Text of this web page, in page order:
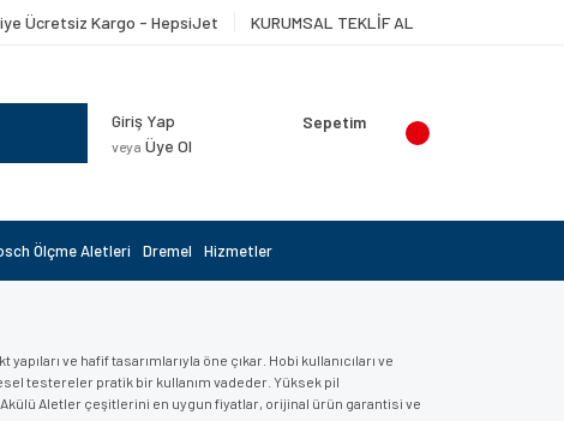
Ücretsiz Kargo - HepsiJet KURUMSAL TEKLİF AL
Giriş Yap
veya Üye Ol
Sepetim
Ölçme Aletleri Dremel Hizmetler
ve hafif tasarımlarıyla öne çıkar. Hobi kullanıcıları ve
testereler pratik bir kullanım vadeder. Yüksek pil
Aletler çeşitlerini en uygun fiyatlar, orijinal ürün garantisi ve